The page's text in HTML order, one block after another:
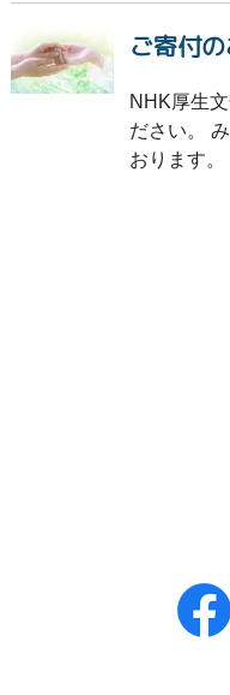
ご寄付
NHK厚生
ださい。
おります。